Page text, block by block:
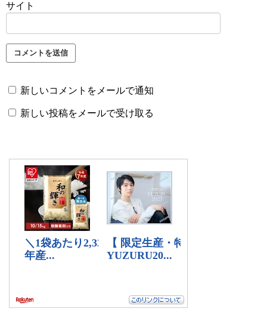
サイト
新しいコメントをメールで通知
新しい投稿をメールで受け取る